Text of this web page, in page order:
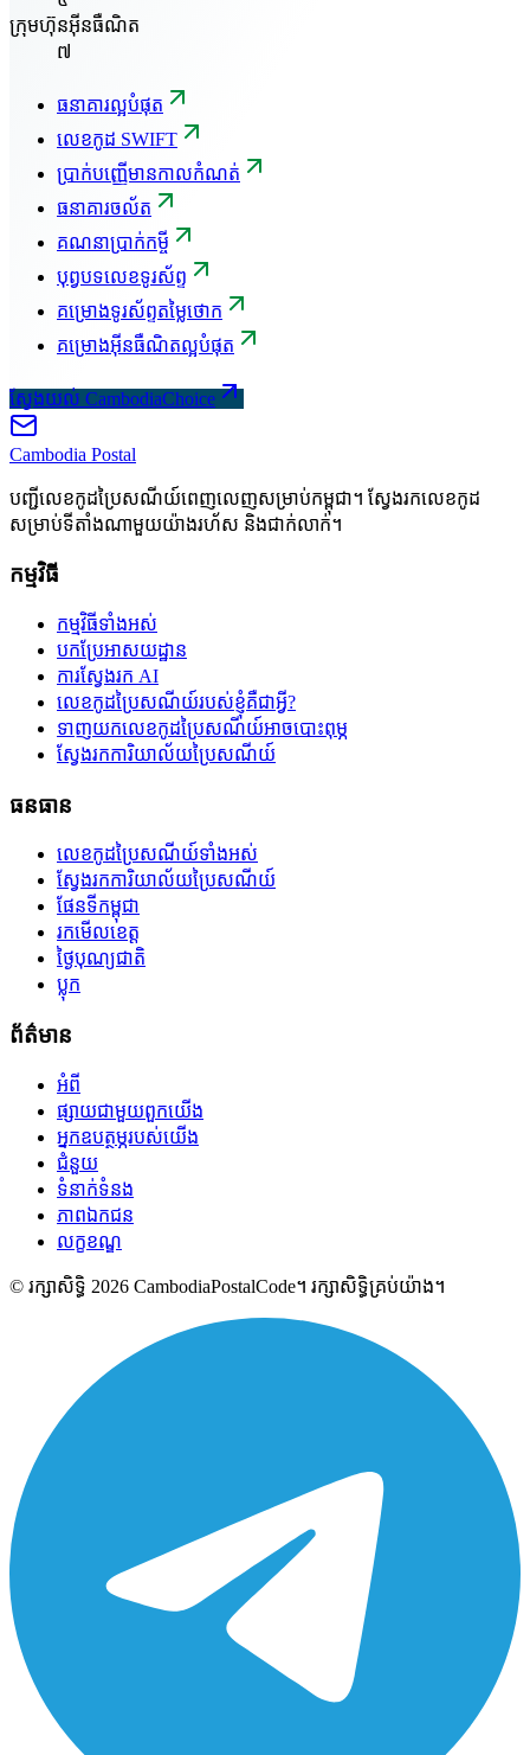
ក្រុមហ៊ុនអ៊ីនធឺណិត
៧
ធនាគារល្អបំផុត
លេខកូដ SWIFT
ប្រាក់បញ្ញើមានកាលកំណត់
ធនាគារចល័ត
គណនាប្រាក់កម្ចី
បុព្វបទលេខទូរស័ព្ទ
គម្រោងទូរស័ព្ទតម្លៃថោក
គម្រោងអ៊ីនធឺណិតល្អបំផុត
ស្វែងយល់ CambodiaChoice
Cambodia Postal
បញ្ជីលេខកូដប្រៃសណីយ៍ពេញលេញសម្រាប់កម្ពុជា។ ស្វែងរកលេខកូដ
សម្រាប់ទីតាំងណាមួយយ៉ាងរហ័ស និងជាក់លាក់។
កម្មវិធី
កម្មវិធីទាំងអស់
បកប្រែអាសយដ្ឋាន
ការស្វែងរក AI
លេខកូដប្រៃសណីយ៍របស់ខ្ញុំគឺជាអ្វី?
ទាញយកលេខកូដប្រៃសណីយ៍អាចបោះពុម្ភ
ស្វែងរកការិយាល័យប្រៃសណីយ៍
ធនធាន
លេខកូដប្រៃសណីយ៍ទាំងអស់
ស្វែងរកការិយាល័យប្រៃសណីយ៍
ផែនទីកម្ពុជា
រកមើលខេត្ត
ថ្ងៃបុណ្យជាតិ
ប្លុក
ព័ត៌មាន
អំពី
ផ្សាយជាមួយពួកយើង
អ្នកឧបត្ថម្ភរបស់យើង
ជំនួយ
ទំនាក់ទំនង
ភាពឯកជន
លក្ខខណ្ឌ
© រក្សាសិទ្ធិ 2026 CambodiaPostalCode។ រក្សាសិទ្ធិគ្រប់យ៉ាង។